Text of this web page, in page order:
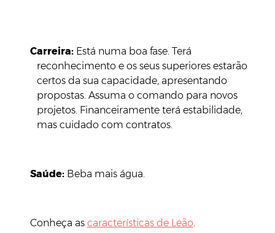
Carreira:Está numa boa fase. Terá
reconhecimento e os seus superiores estarão
certos da sua capacidade, apresentando
propostas. Assuma o comando para novos
projetos. Financeiramente terá estabilidade,
mas cuidado com contratos.
Saúde: Beba mais água.
Conheça as características de Leão